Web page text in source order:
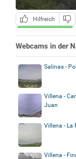
Hilfreich
Webcams in der
Salinas -
Villena -
Juan
Villena - La
Villena -